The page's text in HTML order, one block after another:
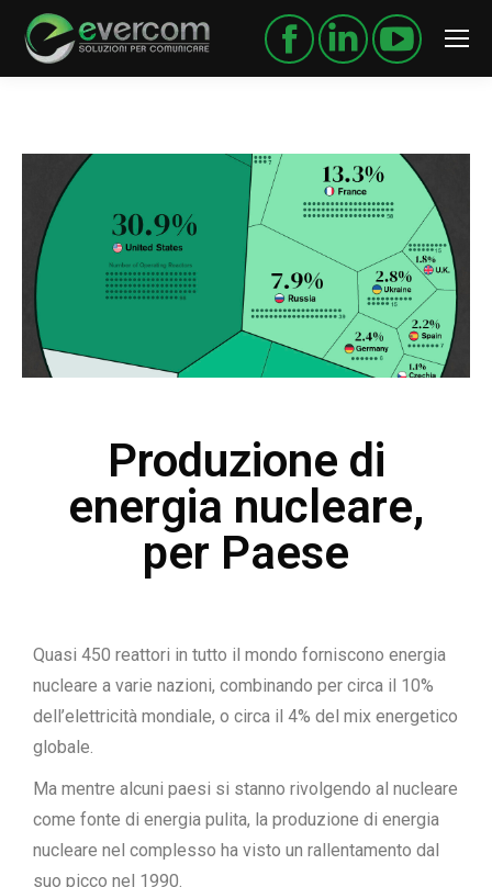
Produzione di
energia nucleare,
per Paese
Quasi 450 reattori in tutto il mondo forniscono energia
nucleare a varie nazioni, combinando per circa il 10%
dell’elettricità mondiale, o circa il 4% del mix energetico
globale.
Ma mentre alcuni paesi si stanno rivolgendo al nucleare
come fonte di energia pulita, la produzione di energia
nucleare nel complesso ha visto un rallentamento dal
suo picco nel 1990.